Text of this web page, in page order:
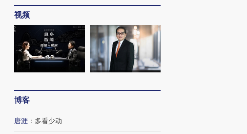
视频
博客
唐涯 ： 多看少动